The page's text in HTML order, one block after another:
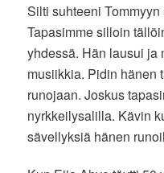
Silti suhteeni
Tapasimme silloin
yhdessä. Hän lausui ja
musiikkia. Pidin hänen
runojaan. Joskus
nyrkkeilysalilla. Kävin
sävellyksiä hänen